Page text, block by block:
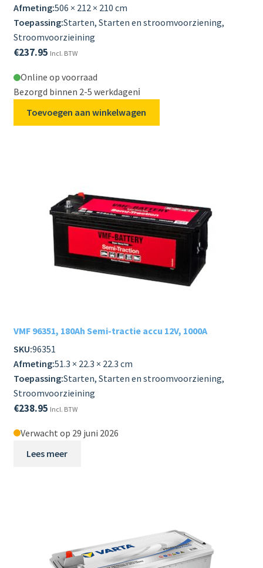
Afmeting:506 × 212 × 210 cm
Toepassing:Starten, Starten en stroomvoorziening,
Stroomvoorzieining
€237.95 Incl. BTW
Online op voorraad
Bezorgd binnen 2-5 werkdagenℹ️
Toevoegen aan winkelwagen
VMF 96351, 180Ah Semi-tractie accu 12V, 1000A
SKU:96351
Afmeting:51.3 × 22.3 × 22.3 cm
Toepassing:Starten, Starten en stroomvoorziening,
Stroomvoorzieining
€238.95 Incl. BTW
Verwacht op 29 juni 2026
Lees meer